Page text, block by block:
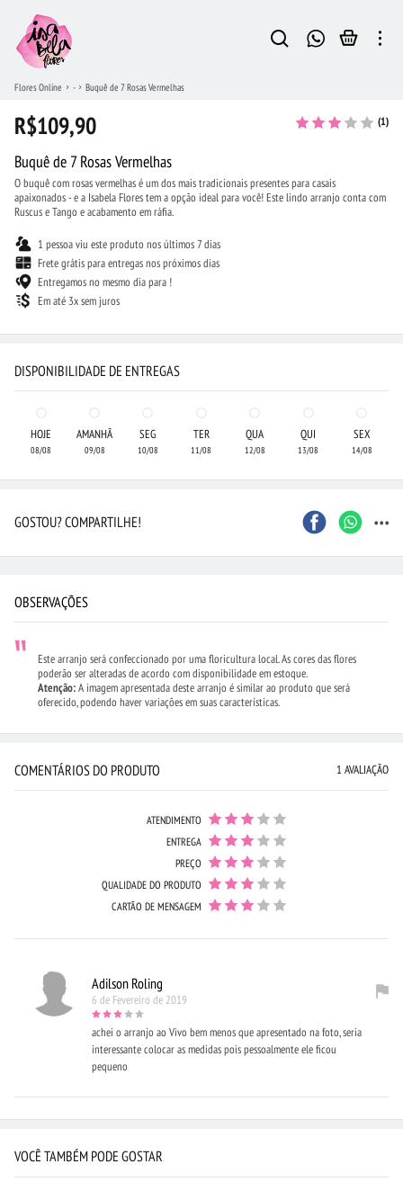
Flores Online - Buquê de 7 Rosas Vermelhas
R$109,90 (1)
Buquê de 7 Rosas Vermelhas
O buquê com rosas vermelhas é um dos mais tradicionais presentes para casais
apaixonados - e a Isabela Flores tem a opção ideal para você! Este lindo arranjo conta com
Ruscus e Tango e acabamento em ráfia.
1 pessoa viu este produto nos últimos 7 dias
Frete grátis para entregas nos próximos dias
Entregamos no mesmo dia para !
Em até 3x sem juros
DISPONIBILIDADE DE ENTREGAS
HOJE
08/08
AMANHÃ
09/08
SEG
10/08
TER
11/08
QUA
12/08
QUI
13/08
SEX
14/08
GOSTOU? COMPARTILHE! ...
OBSERVAÇÕES
Este arranjo será confeccionado por uma floricultura local. As cores das flores
poderão ser alteradas de acordo com disponibilidade em estoque.
Atenção:A imagem apresentada deste arranjo é similar ao produto que será
oferecido, podendo haver variações em suas características.
COMENTÁRIOS DO PRODUTO 1 AVALIAÇÃO
ATENDIMENTO
ENTREGA
PREÇO
QUALIDADE DO PRODUTO
CARTÃO DE MENSAGEM
Adilson Roling
6 de Fevereiro de 2019
achei o arranjo ao Vivo bem menos que apresentado na foto, seria
interessante colocar as medidas pois pessoalmente ele ficou
pequeno
VOCÊ TAMBÉM PODE GOSTAR